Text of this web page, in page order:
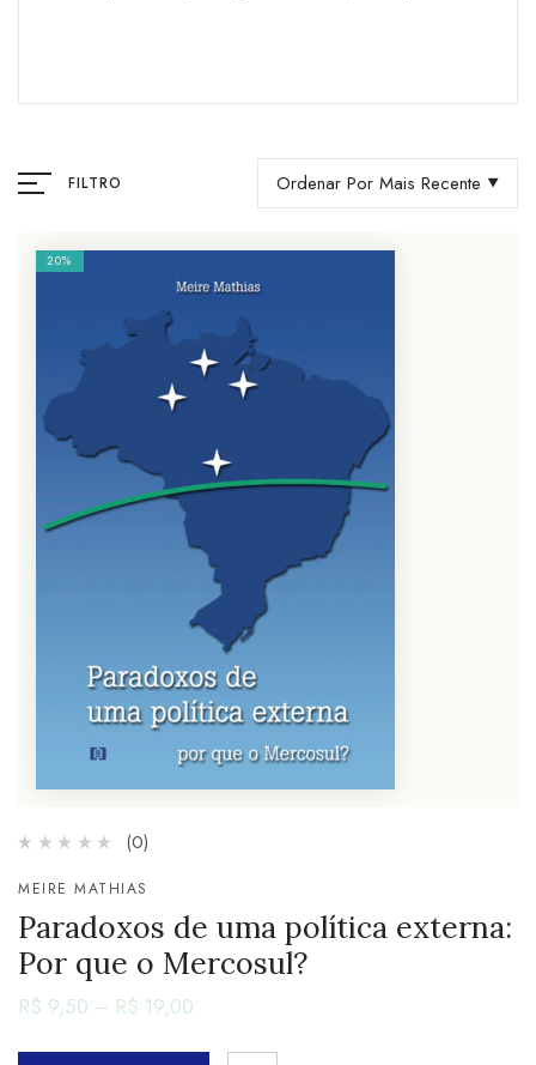
FILTRO Ordenar Por Mais Recente
20%
(0)
MEIRE MATHIAS
Paradoxos de uma política externa:
Por que o Mercosul?
R$ 9,50 – R$ 19,00